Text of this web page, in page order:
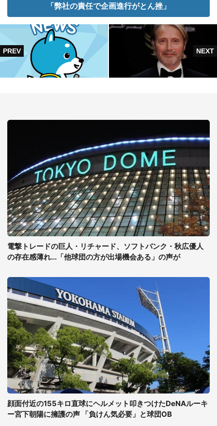
「弊社の責任で企画進行がとん挫」
電撃トレードの巨人・リチャード、ソフトバンク・秋広優人
の存在感薄れ...「他球団の方が出場機会ある」の声が
顔面付近の155キロ直球にヘルメット叩きつけたDeNAルーキ
ー宮下朝陽に擁護の声 「負けん気必要」と球団OB